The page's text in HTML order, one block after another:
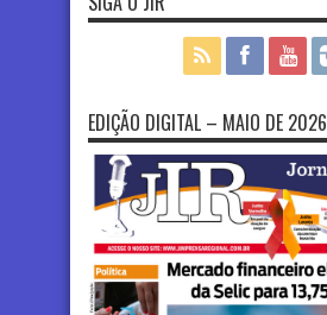
EDIÇÃO DIGITAL – MAIO DE 2026